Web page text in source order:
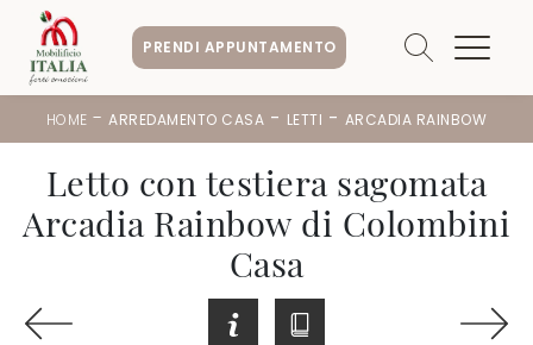
PRENDI APPUNTAMENTO
HOME -ARREDAMENTO CASA - LETTI - ARCADIA RAINBOW
Letto con testiera sagomata
Arcadia Rainbow di Colombini
Casa